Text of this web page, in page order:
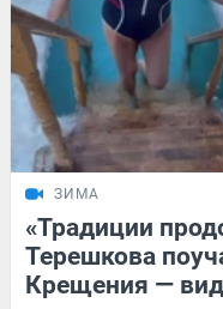
ЗИМА
«Традиции
Терешкова
Крещения —